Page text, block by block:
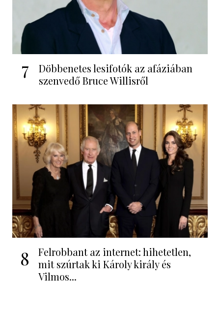
7
Döbbenetes lesifotók az afáziában
szenvedő Bruce Willisről
8
Felrobbant az internet: hihetetlen,
mit szúrtak ki Károly király és
Vilmos...